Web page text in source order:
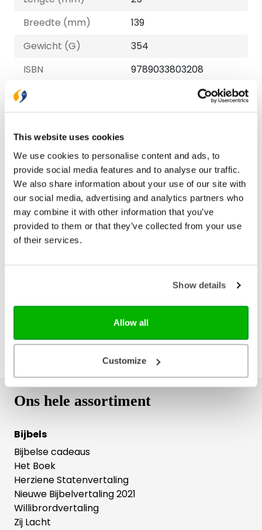
This website uses cookies
We use cookies to personalise content and ads, to
provide social media features and to analyse our traffic.
We also share information about your use of our site with
our social media, advertising and analytics partners who
may combine it with other information that you’ve
provided to them or that they’ve collected from your use
of their services.
Show details
Allow all
Customize
Breedte (mm)
139
Gewicht (G)
354
ISBN
9789033803208
Druk
Verschijningsdatum
2022-11-29
NUR-code
Auteur
Timzingt
Taal
Nederlands
Aantal pagina's
208
Gratis verzending vanaf € 20,-
Ons hele assortiment
Bijbels
Bijbelse cadeaus
Het Boek
Herziene Statenvertaling
Nieuwe Bijbelvertaling 2021
Willibrordvertaling
Zij Lacht